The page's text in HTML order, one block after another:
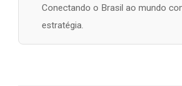
Conectando o Brasil ao mundo
estratégia.